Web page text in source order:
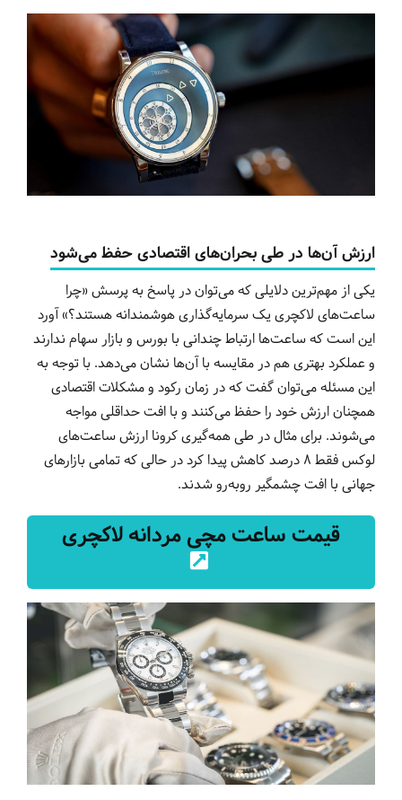
ارزش آن‌ها در طی بحران‌های اقتصادی حفظ می‌شود
یکی از مهم‌ترین دلایلی که می‌توان در پاسخ به پرسش «چرا
ساعت‌های لاکچری یک سرمایه‌گذاری هوشمندانه هستند؟» آورد
این است که ساعت‌ها ارتباط چندانی با بورس و بازار سهام ندارند
و عملکرد بهتری هم در مقایسه با آن‌ها نشان می‌دهد. با توجه به
این مسئله می‌توان گفت که در زمان رکود و مشکلات اقتصادی
همچنان ارزش خود را حفظ می‌کنند و با افت حداقلی مواجه
می‌شوند. برای مثال در طی همه‌گیری کرونا ارزش ساعت‌های
لوکس فقط ۸ درصد کاهش پیدا کرد در حالی که تمامی بازارهای
جهانی با افت چشمگیر روبه‌رو شدند.
قیمت ساعت مچی مردانه لاکچری